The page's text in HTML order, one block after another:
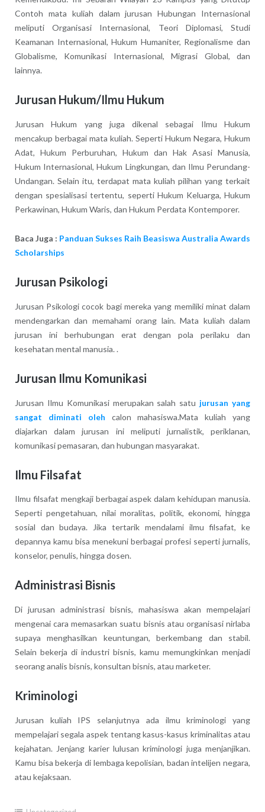
Contoh mata kuliah dalam jurusan Hubungan Internasional
meliputi Organisasi Internasional, Teori Diplomasi, Studi
Keamanan Internasional, Hukum Humaniter, Regionalisme dan
Globalisme, Komunikasi Internasional, Migrasi Global, dan
lainnya.
Jurusan Hukum/Ilmu Hukum
Jurusan Hukum yang juga dikenal sebagai Ilmu Hukum
mencakup berbagai mata kuliah. Seperti Hukum Negara, Hukum
Adat, Hukum Perburuhan, Hukum dan Hak Asasi Manusia,
Hukum Internasional, Hukum Lingkungan, dan Ilmu Perundang-
Undangan. Selain itu, terdapat mata kuliah pilihan yang terkait
dengan spesialisasi tertentu, seperti Hukum Keluarga, Hukum
Perkawinan, Hukum Waris, dan Hukum Perdata Kontemporer.
Baca Juga : Panduan Sukses Raih Beasiswa Australia Awards
Scholarships
Jurusan Psikologi
Jurusan Psikologi cocok bagi mereka yang memiliki minat dalam
mendengarkan dan memahami orang lain. Mata kuliah dalam
jurusan ini berhubungan erat dengan pola perilaku dan
kesehatan mental manusia. .
Jurusan Ilmu Komunikasi
Jurusan Ilmu Komunikasi merupakan salah satu jurusan yang
sangat diminati oleh calon mahasiswa.Mata kuliah yang
diajarkan dalam jurusan ini meliputi jurnalistik, periklanan,
komunikasi pemasaran, dan hubungan masyarakat.
Ilmu Filsafat
Ilmu filsafat mengkaji berbagai aspek dalam kehidupan manusia.
Seperti pengetahuan, nilai moralitas, politik, ekonomi, hingga
sosial dan budaya. Jika tertarik mendalami ilmu filsafat, ke
depannya kamu bisa menekuni berbagai profesi seperti jurnalis,
konselor, penulis, hingga dosen.
Administrasi Bisnis
Di jurusan administrasi bisnis, mahasiswa akan mempelajari
mengenai cara memasarkan suatu bisnis atau organisasi nirlaba
supaya menghasilkan keuntungan, berkembang dan stabil.
Selain bekerja di industri bisnis, kamu memungkinkan menjadi
seorang analis bisnis, konsultan bisnis, atau marketer.
Kriminologi
Jurusan kuliah IPS selanjutnya ada ilmu kriminologi yang
mempelajari segala aspek tentang kasus-kasus kriminalitas atau
kejahatan. Jenjang karier lulusan kriminologi juga menjanjikan.
Kamu bisa bekerja di lembaga kepolisian, badan intelijen negara,
atau kejaksaan.